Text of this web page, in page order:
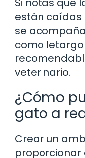
Si notas que
están caídas
se
como
veterinario.
¿Cómo
gato a
Crear un
proporcionar